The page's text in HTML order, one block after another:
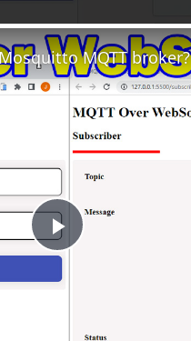
P
MQTT broker?